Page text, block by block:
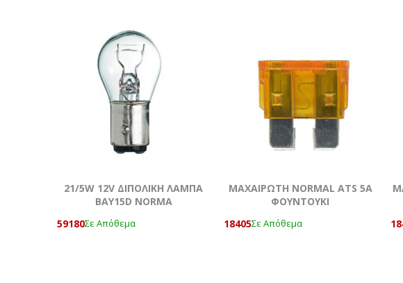
21/5W 12V ΔΙΠΟΛΙΚΗ ΛΑΜΠΑ
BAY15D NORMA
59180Σε Απόθεμα
ΜΑΧΑΙΡΩΤΗ NORMAL ATS 5Α
ΦΟΥΝΤΟΥΚΙ
18405Σε Απόθεμα